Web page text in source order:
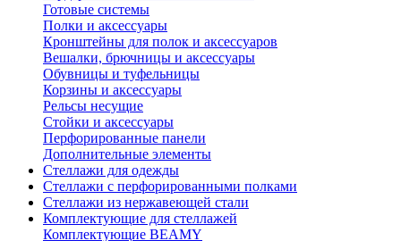
Готовые системы
Полки и аксессуары
Кронштейны для полок и аксессуаров
Вешалки, брючницы и аксессуары
Обувницы и туфельницы
Корзины и аксессуары
Рельсы несущие
Стойки и аксессуары
Перфорированные панели
Дополнительные элементы
Стеллажи для одежды
Стеллажи с перфорированными полками
Стеллажи из нержавеющей стали
Комплектующие для стеллажей
Комплектующие BEAMY